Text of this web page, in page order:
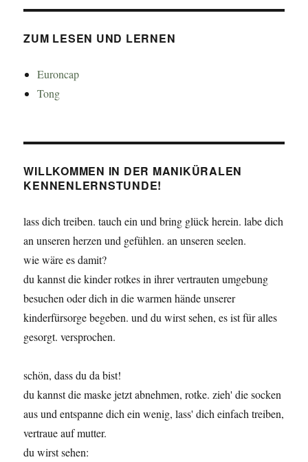
ZUM LESEN UND LERNEN
Euroncap
Tong
WILLKOMMEN IN DER MANIKÜRALEN
KENNENLERNSTUNDE!
lass dich treiben. tauch ein und bring glück herein. labe dich
an unseren herzen und gefühlen. an unseren seelen.
wie wäre es damit?
du kannst die kinder rotkes in ihrer vertrauten umgebung
besuchen oder dich in die warmen hände unserer
kinderfürsorge begeben. und du wirst sehen, es ist für alles
gesorgt. versprochen.
schön, dass du da bist!
du kannst die maske jetzt abnehmen, rotke. zieh' die socken
aus und entspanne dich ein wenig, lass' dich einfach treiben,
vertraue auf mutter.
du wirst sehen: